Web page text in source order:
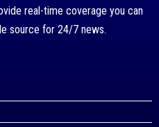
real-time coverage you can
source for 24/7 news.